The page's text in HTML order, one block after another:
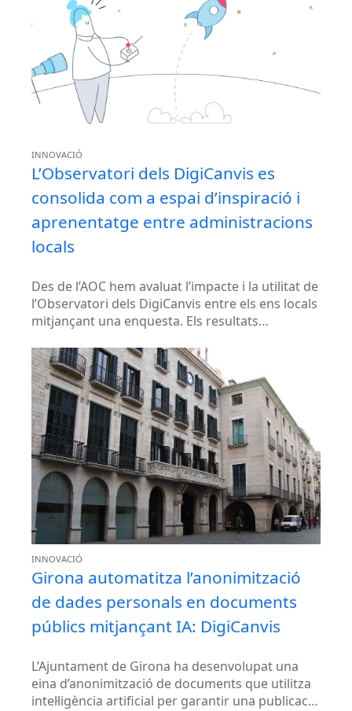
INNOVACIÓ
L’Observatori dels DigiCanvis es
consolida com a espai d’inspiració i
aprenentatge entre administracions
locals
Des de l’AOC hem avaluat l’impacte i la utilitat de
l’Observatori dels DigiCanvis entre els ens locals
mitjançant una enquesta. Els resultats
INNOVACIÓ
Girona automatitza l’anonimització
de dades personals en documents
públics mitjançant IA: DigiCanvis
L’Ajuntament de Girona ha desenvolupat una
eina d’anonimització de documents que utilitza
intel·ligència artificial per garantir una publicació